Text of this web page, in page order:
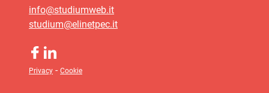
info@studiumweb.it
studium@elinetpec.it
Privacy - Cookie